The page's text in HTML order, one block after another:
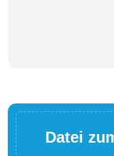
Datei